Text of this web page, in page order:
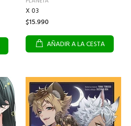
X 03
$15.990
AÑADIR A LA CESTA